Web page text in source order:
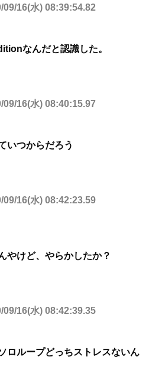
09/16(水) 08:39:54.82
なんだと認識した。
09/16(水) 08:40:15.97
いつからだろう
09/16(水) 08:42:23.59
やけど、やらかしたか？
09/16(水) 08:42:39.35
ロループどっちストレスないん